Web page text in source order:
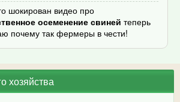
шокирован видео про
осеменение свиней теперь
почему так фермеры в чести!
хозяйства